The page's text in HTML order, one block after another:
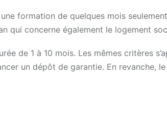
formation de quelques mois
qui concerne également le logement
de 1 à 10 mois. Les mêmes critères
un dépôt de garantie. En revanche,